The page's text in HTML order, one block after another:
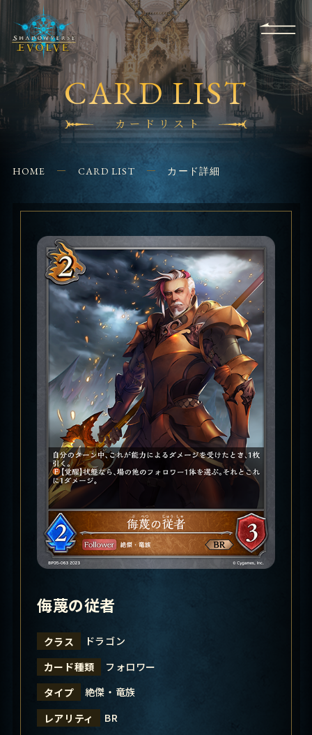
Q&A
EVENT SHOPS
FOR
BEGINNERS
APPLICATION
CONTACT
CARD LIST
カードリスト
HOME CARD LIST カード詳細
侮蔑の従者
クラス
ドラゴン
カード種類
フォロワー
タイプ
絶傑・竜族
レアリティ
BR